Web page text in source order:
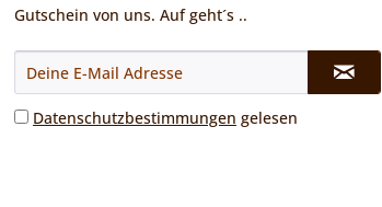
Gutschein von uns. Auf geht´s ..
Datenschutzbestimmungen gelesen